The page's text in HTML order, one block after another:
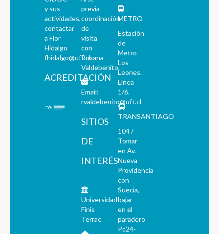
y sus
actividades,
contactar
a Flor
Hidalgo
fhidalgo@uft.cl
ACREDITACIÓN
previa
coordinación
de
visita
con
Roxana
Valdebenito.
Email:
rvaldebenito@uft.cl
SITIOS
DE
INTERÉS
Universidad
Finis
Terrae
METRO
Estación
de
Metro
Los
Leones.
Línea
1/6.
TRANSANTIAGO
104 /
Tomar
en Av.
Nueva
Providencia
con
Suecia,
bajar
en el
paradero
Pc24-